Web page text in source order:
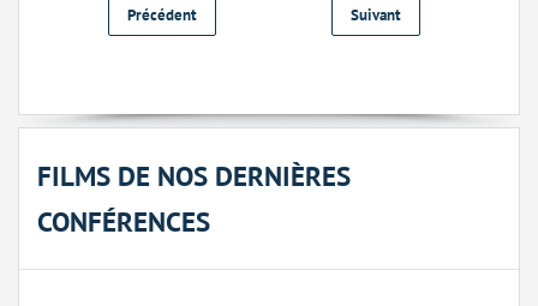
Précédent Suivant
FILMS DE NOS DERNIÈRES
CONFÉRENCES